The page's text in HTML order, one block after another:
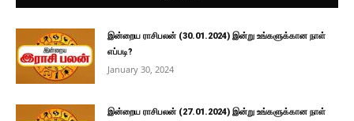
இன்றைய ராசிபலன் (30.01.2024) இன்று உங்களுக்கான நாள்
எப்படி?
January 30, 2024
இன்றைய ராசிபலன் (27.01.2024) இன்று உங்களுக்கான நாள்